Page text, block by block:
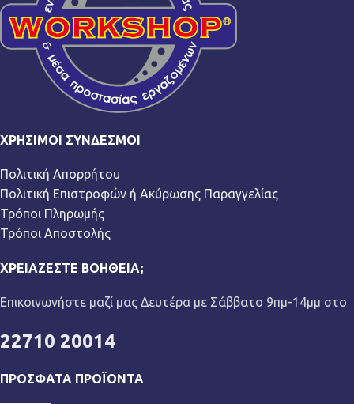
ΧΡΉΣΙΜΟΙ ΣΎΝΔΕΣΜΟΙ
Πολιτική Απορρήτου
Πολιτική Επιστροφών ή Ακύρωσης Παραγγελίας
Τρόποι Πληρωμής
Τρόποι Αποστολής
ΧΡΕΙΆΖΕΣΤΕ ΒΟΉΘΕΙΑ;
Επικοινωνήστε μαζί μας Δευτέρα με Σάββατο 9πμ-14μμ στο
22710 20014
ΠΡΌΣΦΑΤΑ ΠΡΟΪΌΝΤΑ